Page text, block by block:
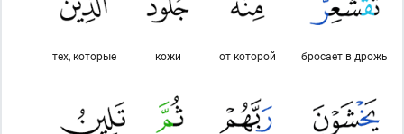
бросает в дрожь
от которой
кожи
тех, которые